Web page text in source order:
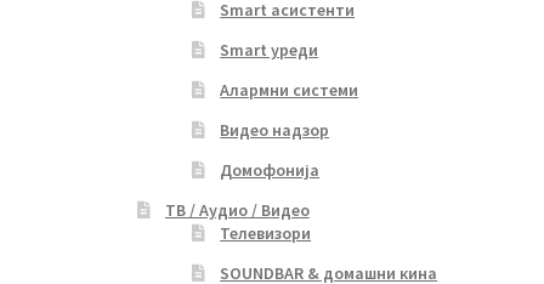
Smart асистенти
Smart уреди
Алармни системи
Видео надзор
Домофонија
ТВ / Аудио / Видео
Телевизори
SOUNDBAR & домашни кина